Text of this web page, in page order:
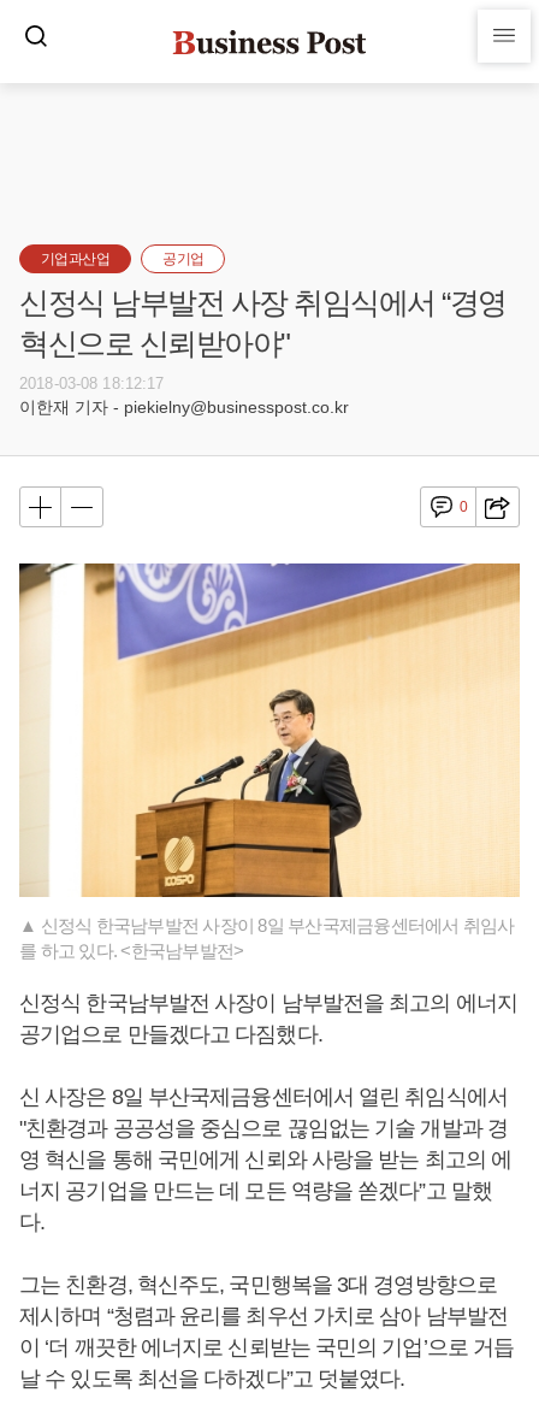
기업과산업 공기업
신정식 남부발전 사장 취임식에서 “경영
혁신으로 신뢰받아야"
2018-03-08 18:12:17
이한재 기자 - piekielny@businesspost.co.kr
0
▲ 신정식 한국남부발전 사장이 8일 부산국제금융센터에서 취임사
를 하고 있다. <한국남부발전>
신정식 한국남부발전 사장이 남부발전을 최고의 에너지
공기업으로 만들겠다고 다짐했다.
신 사장은 8일 부산국제금융센터에서 열린 취임식에서
"친환경과 공공성을 중심으로 끊임없는 기술 개발과 경
영 혁신을 통해 국민에게 신뢰와 사랑을 받는 최고의 에
너지 공기업을 만드는 데 모든 역량을 쏟겠다”고 말했
다.
그는 친환경, 혁신주도, 국민행복을 3대 경영방향으로
제시하며 “청렴과 윤리를 최우선 가치로 삼아 남부발전
이 ‘더 깨끗한 에너지로 신뢰받는 국민의 기업’으로 거듭
날 수 있도록 최선을 다하겠다”고 덧붙였다.